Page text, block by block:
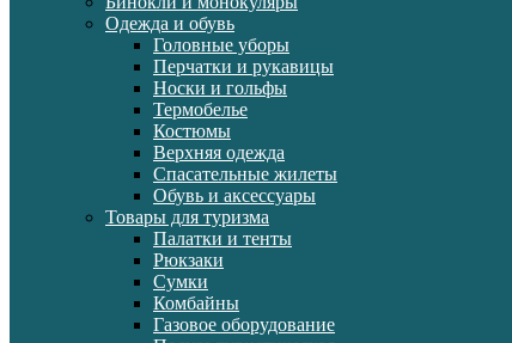
Одежда и обувь
Головные уборы
Перчатки и рукавицы
Носки и гольфы
Термобелье
Костюмы
Верхняя одежда
Спасательные жилеты
Обувь и аксессуары
Товары для туризма
Палатки и тенты
Рюкзаки
Сумки
Комбайны
Газовое оборудование